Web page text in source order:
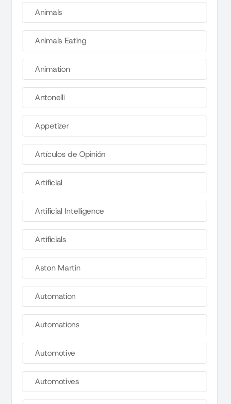
Animals
Animals Eating
Animation
Antonelli
Appetizer
Artículos de Opinión
Artificial
Artificial Intelligence
Artificials
Aston Martin
Automation
Automations
Automotive
Automotives